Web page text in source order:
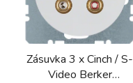
Zásuvka 3 x Cinch / S-
Video Berker